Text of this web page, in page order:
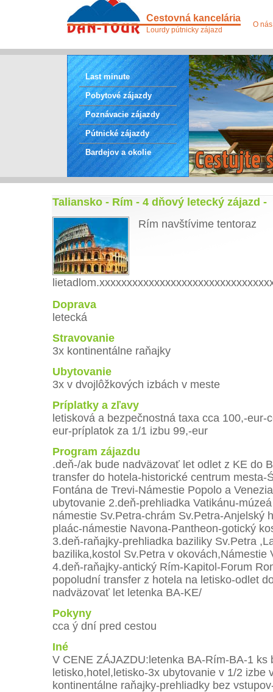
Cestovná kancelária
Lourdy pútnicky zájazd
O nás
Last minute
Pobytové zájazdy
Poznávacie zájazdy
Pútnické zájazdy
Bardejov a okolie
Taliansko - Rím - 4 dňový letecký zájazd -
Rím navštívime tentoraz
Doprava
letecká
Stravovanie
3x kontinentálne raňajky
Ubytovanie
3x v dvojlôžkových izbách v meste
Príplatky a zľavy
letisková a bezpečnostná taxa cca 100,-eur-
eur-príplatok za 1/1 izbu 99,-eur
Program zájazdu
.deň-/ak bude nadväzovať let odlet z KE do
transfer do hotela-historické centrum mesta-
Fontána de Trevi-Námestie Popolo a
ubytovanie 2.deň-prehliadka Vatikánu-
námestie Sv.Petra-chrám Sv.Petra-Anjelský
plaác-námestie Navona-Pantheon-gotický
3.deň-raňajky-prehliadka baziliky Sv.Petra
bazilika,kostol Sv.Petra v okovách,Námestie
4.deň-raňajky-antický Rím-Kapitol-Forum
popoludní transfer z hotela na letisko-odlet
nadväzovať let letenka BA-KE/
Pokyny
cca ý dní pred cestou
Iné
V CENE ZÁJAZDU:letenka BA-Rím-BA-1 ks
letisko,hotel,letisko-3x ubytovanie v 1/2 izbe
kontinentálne raňajky-prehliadky bez